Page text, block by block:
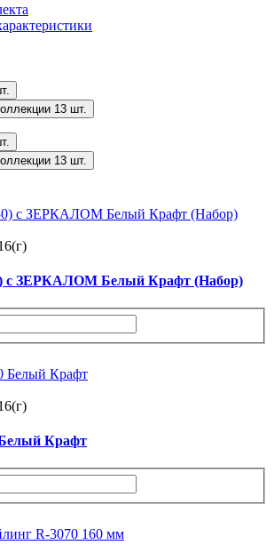
13 шт.
13 шт.
с ЗЕРКАЛОМ Белый Крафт (Набор)
Крафт